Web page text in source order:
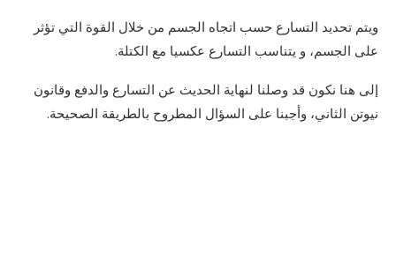
ويتم تحديد التسارع حسب اتجاه الجسم من خلال القوة التي تؤثر
على الجسم، و يتناسب التسارع عكسيا مع الكتلة.
إلى هنا نكون قد وصلنا لنهاية الحديث عن التسارع والدفع وقانون
نيوتن الثاني، وأجبنا على السؤال المطروح بالطريقة الصحيحة.